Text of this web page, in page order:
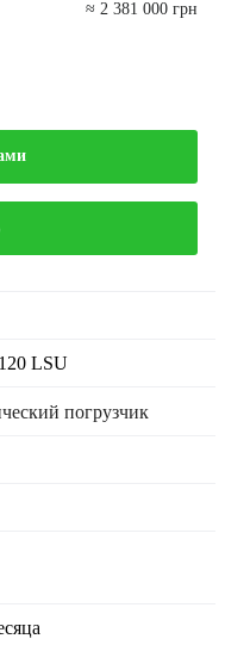
≈ 2 381 000 грн
LSU
погрузчик